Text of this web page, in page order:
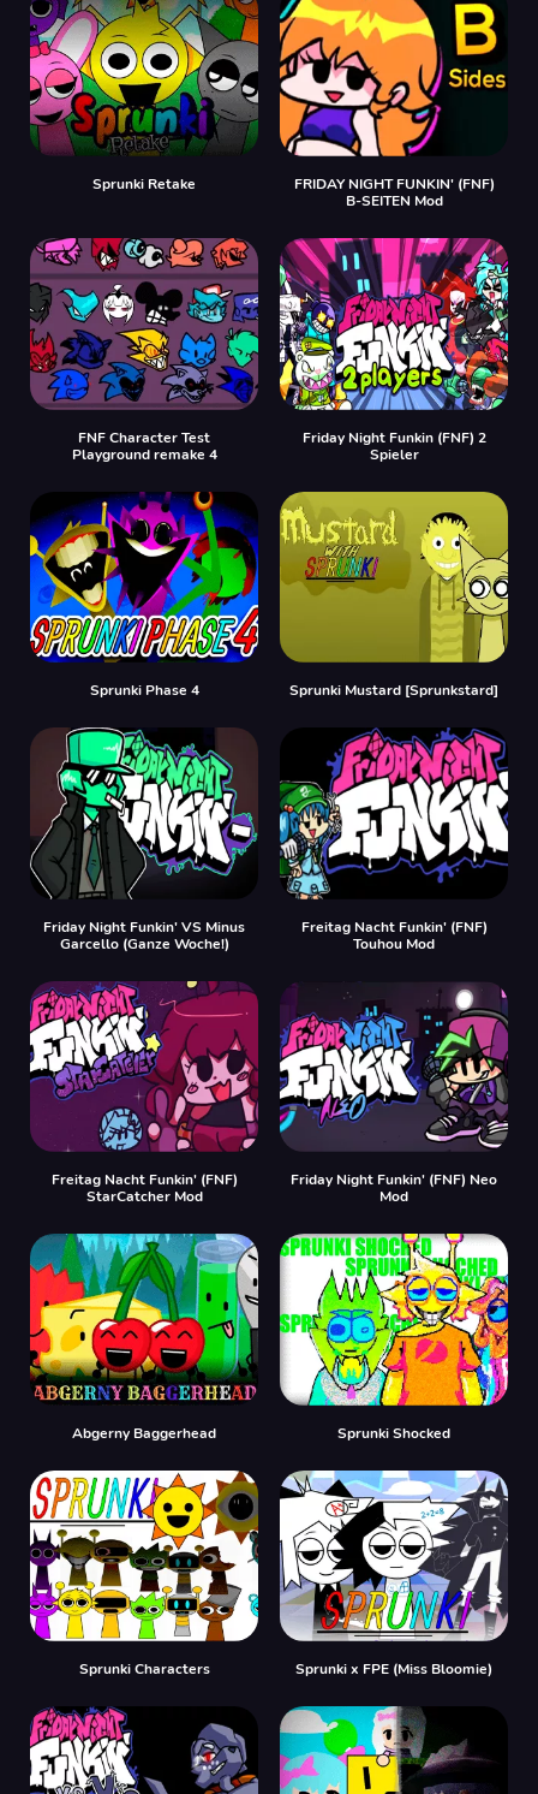
Sprunki Retake
FRIDAY NIGHT FUNKIN' (FNF)
B-SEITEN Mod
FNF Character Test
Playground remake 4
Friday Night Funkin (FNF) 2
Spieler
Sprunki Phase 4 Sprunki Mustard [Sprunkstard]
Friday Night Funkin' VS Minus
Garcello (Ganze Woche!)
Freitag Nacht Funkin' (FNF)
Touhou Mod
Freitag Nacht Funkin' (FNF)
StarCatcher Mod
Friday Night Funkin' (FNF) Neo
Mod
Abgerny Baggerhead Sprunki Shocked
Sprunki Characters Sprunki x FPE (Miss Bloomie)